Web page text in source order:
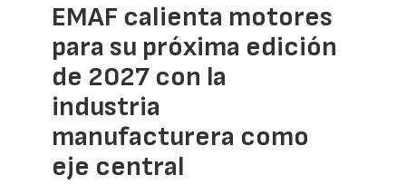
EMAF calienta motores
para su próxima edición
de 2027 con la
industria
manufacturera como
eje central